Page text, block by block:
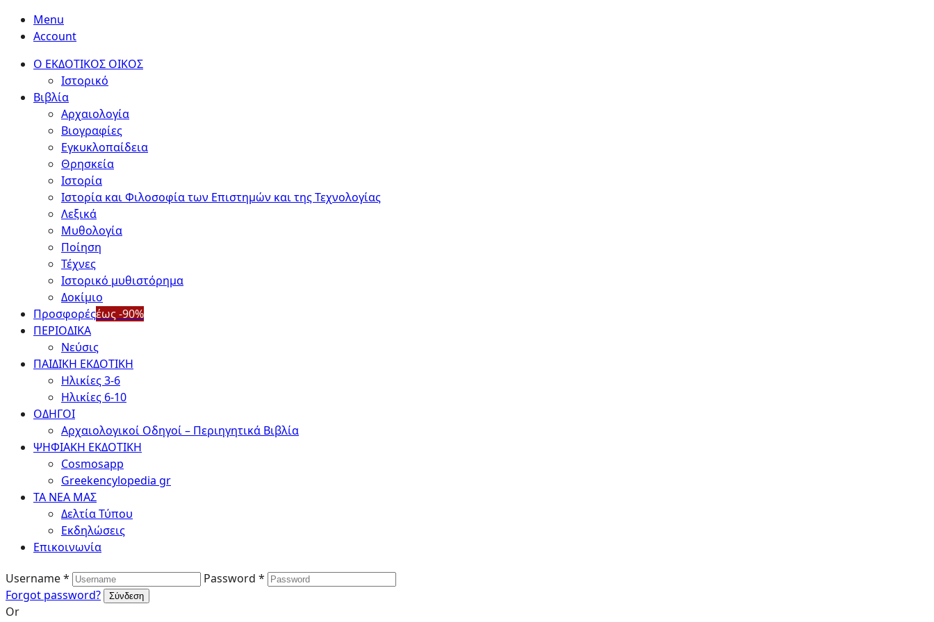
Menu
Account
Ο ΕΚΔΟΤΙΚΟΣ ΟΙΚΟΣ
Ιστορικό
Βιβλία
Αρχαιολογία
Βιογραφίες
Εγκυκλοπαίδεια
Θρησκεία
Ιστορία
Ιστορία και Φιλοσοφία των Επιστημών και της Τεχνολογίας
Λεξικά
Μυθολογία
Ποίηση
Τέχνες
Ιστορικό μυθιστόρημα
Δοκίμιο
Προσφορέςέως -90%
ΠΕΡΙΟΔΙΚΑ
Νεύσις
ΠΑΙΔΙΚΗ ΕΚΔΟΤΙΚΗ
Ηλικίες 3-6
Ηλικίες 6-10
ΟΔΗΓΟΙ
Αρχαιολογικοί Οδηγοί – Περιηγητικά Βιβλία
ΨΗΦΙΑΚΗ ΕΚΔΟΤΙΚΗ
Cosmosapp
Greekencylopedia gr
ΤΑ ΝΕΑ ΜΑΣ
Δελτία Τύπου
Εκδηλώσεις
Επικοινωνία
Username *
Password *
Forgot password?
Or